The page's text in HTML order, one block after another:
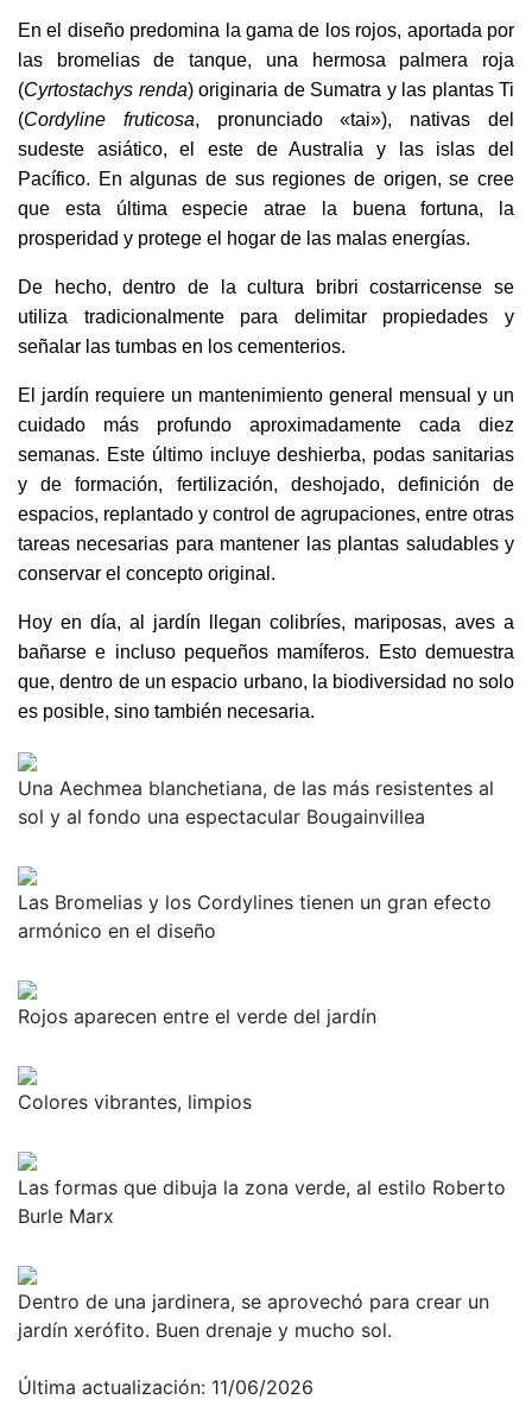
En el diseño predomina la gama de los rojos, aportada por
las bromelias de tanque, una hermosa palmera roja
(Cyrtostachys renda) originaria de Sumatra y las plantas Ti
(Cordyline fruticosa, pronunciado «tai»), nativas del
sudeste asiático, el este de Australia y las islas del
Pacífico. En algunas de sus regiones de origen, se cree
que esta última especie atrae la buena fortuna, la
prosperidad y protege el hogar de las malas energías.
De hecho, dentro de la cultura bribri costarricense se
utiliza tradicionalmente para delimitar propiedades y
señalar las tumbas en los cementerios.
El jardín requiere un mantenimiento general mensual y un
cuidado más profundo aproximadamente cada diez
semanas. Este último incluye deshierba, podas sanitarias
y de formación, fertilización, deshojado, definición de
espacios, replantado y control de agrupaciones, entre otras
tareas necesarias para mantener las plantas saludables y
conservar el concepto original.
Hoy en día, al jardín llegan colibríes, mariposas, aves a
bañarse e incluso pequeños mamíferos. Esto demuestra
que, dentro de un espacio urbano, la biodiversidad no solo
es posible, sino también necesaria.
Una Aechmea blanchetiana, de las más resistentes al
sol y al fondo una espectacular Bougainvillea
Las Bromelias y los Cordylines tienen un gran efecto
armónico en el diseño
Rojos aparecen entre el verde del jardín
Colores vibrantes, limpios
Las formas que dibuja la zona verde, al estilo Roberto
Burle Marx
Dentro de una jardinera, se aprovechó para crear un
jardín xerófito. Buen drenaje y mucho sol.
Última actualización: 11/06/2026